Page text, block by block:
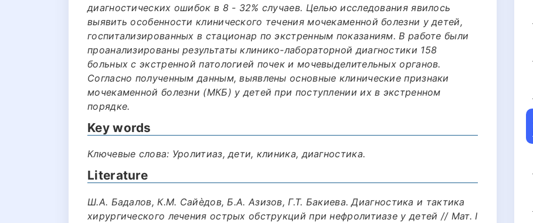
диагностических ошибок в 8 - 32% случаев. Целью исследования явилось
выявить особенности клинического течения мочекаменной болезни у детей,
госпитализированных в стационар по экстренным показаниям. В работе были
проанализированы результаты клинико-лабораторной диагностики 158
больных с экстренной патологией почек и мочевыделительных органов.
Согласно полученным данным, выявлены основные клинические признаки
мочекаменной болезни (МКБ) у детей при поступлении их в экстренном
порядке.
Key words
Ключевые слова: Уролитиаз, дети, клиника, диагностика.
Literature
Ш.А. Бадалов, К.М. Сайѐдов, Б.А. Азизов, Г.Т. Бакиева. Диагностика и тактика
хирургического лечения острых обструкций при нефролитиазе у детей // Мат. I